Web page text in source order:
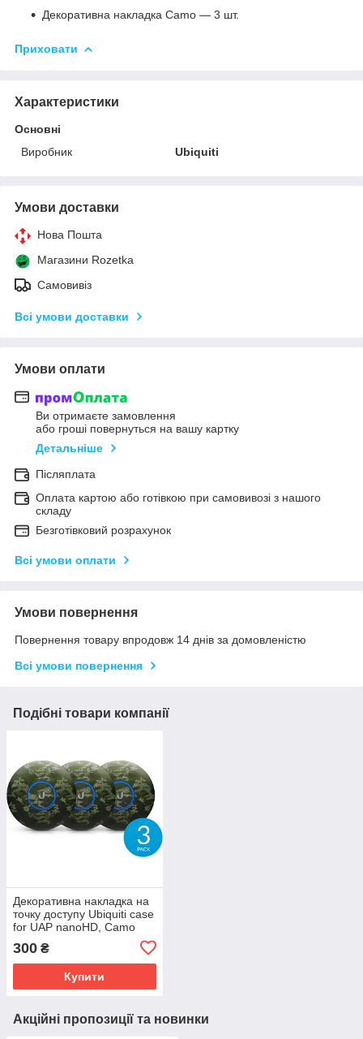
Декоративна накладка Camo — 3 шт.
Приховати
Характеристики
Основні
Виробник
Ubiquiti
Умови доставки
Нова Пошта
Магазини Rozetka
Самовивіз
Всі умови доставки
Умови оплати
Ви отримаєте замовлення
або гроші повернуться на вашу картку
Детальніше
Післяплата
Оплата картою або готівкою при самовивозі з нашого
складу
Безготівковий розрахунок
Всі умови оплати
Умови повернення
Повернення товару впродовж 14 днів за домовленістю
Всі умови повернення
Подібні товари компанії
Декоративна накладка на
точку доступу Ubiquiti case
for UAP nanoHD, Camo
300 ₴
Купити
Акційні пропозиції та новинки